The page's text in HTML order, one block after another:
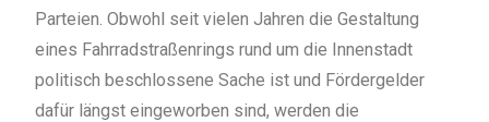
Parteien. Obwohl seit vielen Jahren die Gestaltung
eines Fahrradstraßenrings rund um die Innenstadt
politisch beschlossene Sache ist und Fördergelder
dafür längst eingeworben sind, werden die